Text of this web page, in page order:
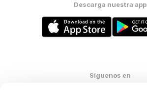
Descarga nuestra app
Síguenos en